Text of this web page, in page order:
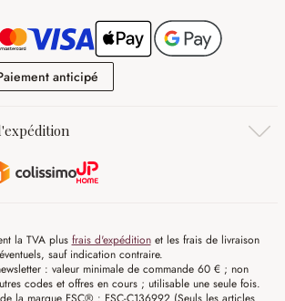
anticipé
la TVA plus frais d'expéditionet les frais de livraison
éventuels, sauf indication contraire.
: valeur minimale de commande 60 € ; non
codes et offres en cours ; utilisable une seule fois.